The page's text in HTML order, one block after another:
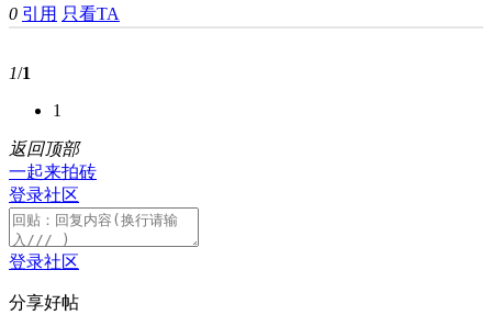
0 引用 只看TA
1/1
1
返回顶部
一起来拍砖
登录社区
登录社区
分享好帖